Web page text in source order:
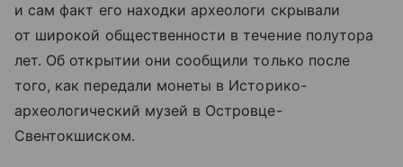
и сам факт его находки археологи скрывали
от широкой общественности в течение полутора
лет. Об открытии они сообщили только после
того, как передали монеты в Историко-
археологический музей в Островце-
Свентокшиском.